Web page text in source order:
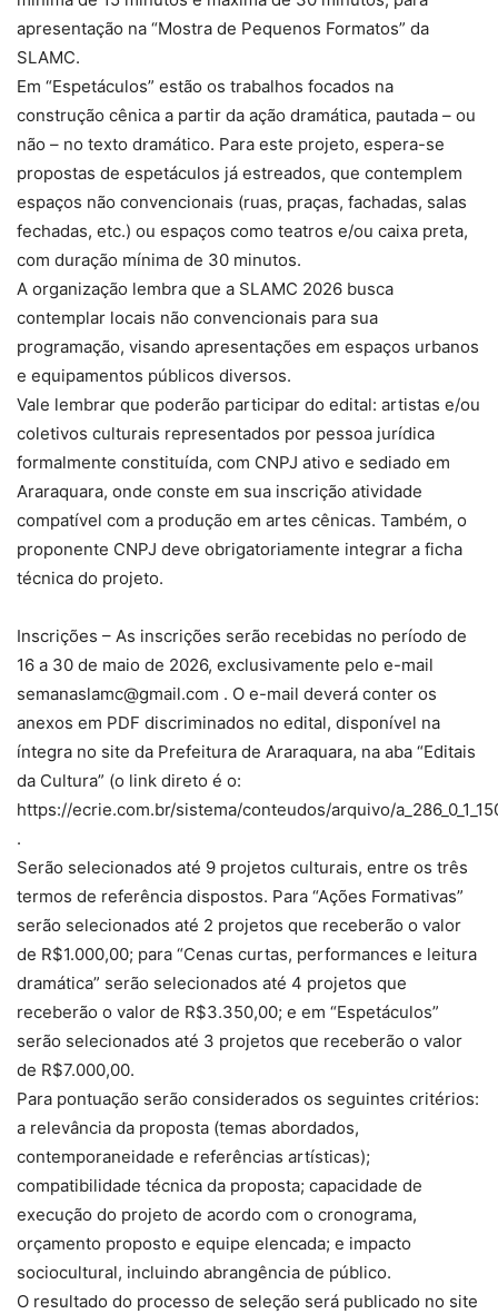
apresentação na “Mostra de Pequenos Formatos” da
SLAMC.
Em “Espetáculos” estão os trabalhos focados na
construção cênica a partir da ação dramática, pautada – ou
não – no texto dramático. Para este projeto, espera-se
propostas de espetáculos já estreados, que contemplem
espaços não convencionais (ruas, praças, fachadas, salas
fechadas, etc.) ou espaços como teatros e/ou caixa preta,
com duração mínima de 30 minutos.
A organização lembra que a SLAMC 2026 busca
contemplar locais não convencionais para sua
programação, visando apresentações em espaços urbanos
e equipamentos públicos diversos.
Vale lembrar que poderão participar do edital: artistas e/ou
coletivos culturais representados por pessoa jurídica
formalmente constituída, com CNPJ ativo e sediado em
Araraquara, onde conste em sua inscrição atividade
compatível com a produção em artes cênicas. Também, o
proponente CNPJ deve obrigatoriamente integrar a ficha
técnica do projeto.
Inscrições – As inscrições serão recebidas no período de
16 a 30 de maio de 2026, exclusivamente pelo e-mail
semanaslamc@gmail.com . O e-mail deverá conter os
anexos em PDF discriminados no edital, disponível na
íntegra no site da Prefeitura de Araraquara, na aba “Editais
da Cultura” (o link direto é o:
https://ecrie.com.br/sistema/conteudos/arquivo/
.
Serão selecionados até 9 projetos culturais, entre os três
termos de referência dispostos. Para “Ações Formativas”
serão selecionados até 2 projetos que receberão o valor
de R$1.000,00; para “Cenas curtas, performances e leitura
dramática” serão selecionados até 4 projetos que
receberão o valor de R$3.350,00; e em “Espetáculos”
serão selecionados até 3 projetos que receberão o valor
de R$7.000,00.
Para pontuação serão considerados os seguintes critérios:
a relevância da proposta (temas abordados,
contemporaneidade e referências artísticas);
compatibilidade técnica da proposta; capacidade de
execução do projeto de acordo com o cronograma,
orçamento proposto e equipe elencada; e impacto
sociocultural, incluindo abrangência de público.
O resultado do processo de seleção será publicado no site